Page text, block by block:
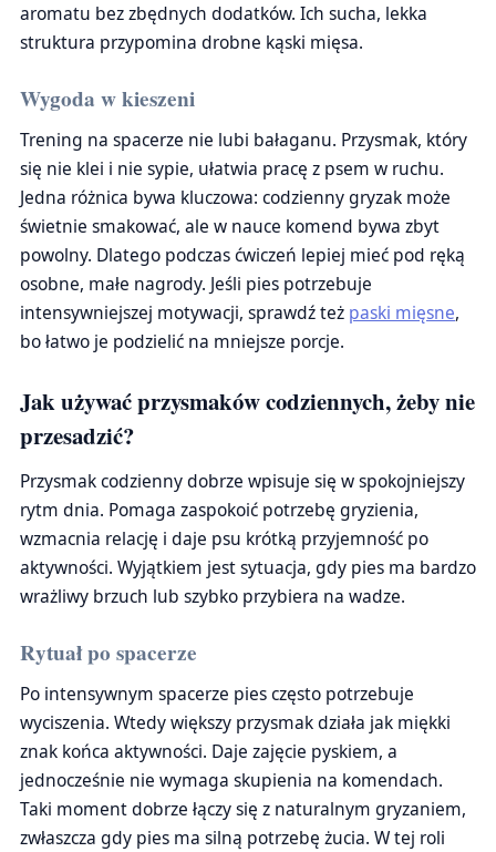
aromatu bez zbędnych dodatków. Ich sucha, lekka
struktura przypomina drobne kąski mięsa.
Wygoda w kieszeni
Trening na spacerze nie lubi bałaganu. Przysmak, który
się nie klei i nie sypie, ułatwia pracę z psem w ruchu.
Jedna różnica bywa kluczowa: codzienny gryzak może
świetnie smakować, ale w nauce komend bywa zbyt
powolny. Dlatego podczas ćwiczeń lepiej mieć pod ręką
osobne, małe nagrody. Jeśli pies potrzebuje
intensywniejszej motywacji, sprawdź też paski mięsne,
bo łatwo je podzielić na mniejsze porcje.
Jak używać przysmaków codziennych, żeby nie
przesadzić?
Przysmak codzienny dobrze wpisuje się w spokojniejszy
rytm dnia. Pomaga zaspokoić potrzebę gryzienia,
wzmacnia relację i daje psu krótką przyjemność po
aktywności. Wyjątkiem jest sytuacja, gdy pies ma bardzo
wrażliwy brzuch lub szybko przybiera na wadze.
Rytuał po spacerze
Po intensywnym spacerze pies często potrzebuje
wyciszenia. Wtedy większy przysmak działa jak miękki
znak końca aktywności. Daje zajęcie pyskiem, a
jednocześnie nie wymaga skupienia na komendach.
Taki moment dobrze łączy się z naturalnym gryzaniem,
zwłaszcza gdy pies ma silną potrzebę żucia. W tej roli